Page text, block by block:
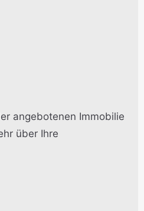
angebotenen Immobilie
über Ihre